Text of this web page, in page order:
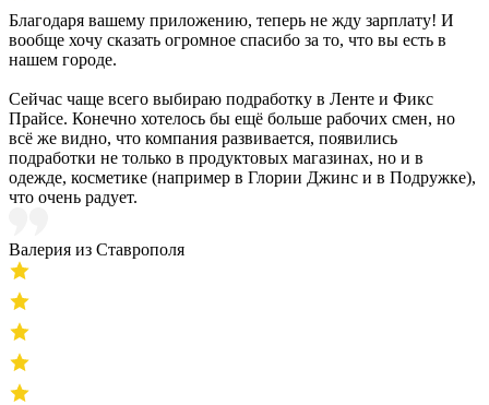
Благодаря вашему приложению, теперь не жду зарплату! И
вообще хочу сказать огромное спасибо за то, что вы есть в
нашем городе.
Сейчас чаще всего выбираю подработку в Ленте и Фикс
Прайсе. Конечно хотелось бы ещё больше рабочих смен, но
всё же видно, что компания развивается, появились
подработки не только в продуктовых магазинах, но и в
одежде, косметике (например в Глории Джинс и в Подружке),
что очень радует.
Валерия из Ставрополя